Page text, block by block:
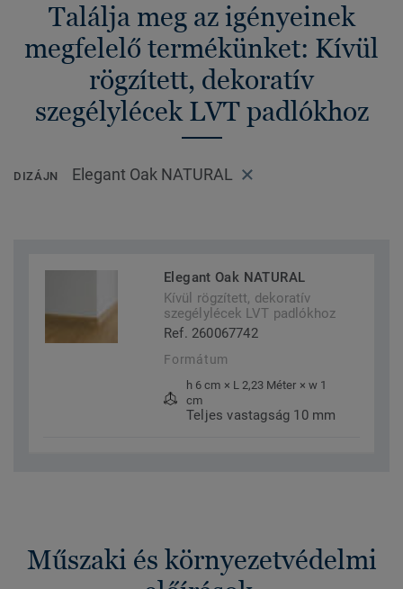
Találja meg az igényeinek
megfelelő termékünket: Kívül
rögzített, dekoratív
szegélylécek LVT padlókhoz
DIZÁJN Elegant Oak NATURAL
Elegant Oak NATURAL
Kívül rögzített, dekoratív
szegélylécek LVT padlókhoz
Ref. 260067742
Formátum
h 6 cm × L 2,23 Méter × w 1
cm
Teljes vastagság 10 mm
Műszaki és környezetvédelmi